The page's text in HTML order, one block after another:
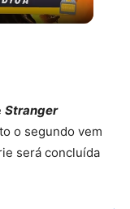
Stranger
o segundo vem
será concluída